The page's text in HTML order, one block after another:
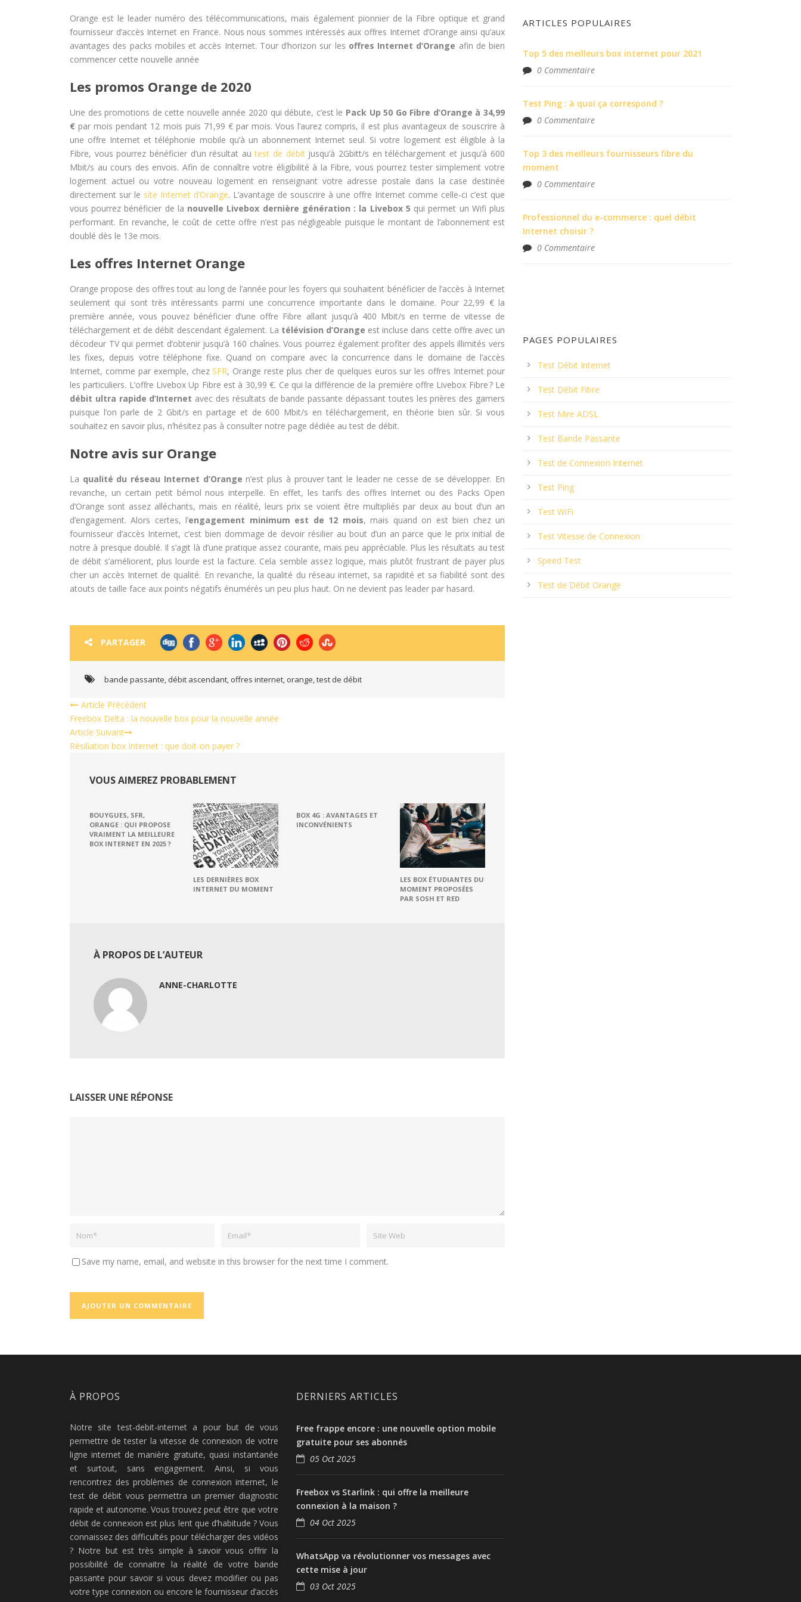
Orange est le leader numéro des télécommunications, mais également pionnier de la Fibre optique et grand
fournisseur d’accès Internet en France. Nous nous sommes intéressés aux offres Internet d’Orange ainsi qu’aux
avantages des packs mobiles et accès Internet. Tour d’horizon sur les offres Internet d’Orange afin de bien
commencer cette nouvelle année
Les promos Orange de 2020
Une des promotions de cette nouvelle année 2020 qui débute, c’est le Pack Up 50 Go Fibre d’Orange à 34,99
€ par mois pendant 12 mois puis 71,99 € par mois. Vous l’aurez compris, il est plus avantageux de souscrire à
une offre Internet et téléphonie mobile qu’à un abonnement Internet seul. Si votre logement est éligible à la
Fibre, vous pourrez bénéficier d’un résultat au test de débitjusqu’à 2Gbitt/s en téléchargement et jusqu’à 600
Mbit/s au cours des envois. Afin de connaître votre éligibilité à la Fibre, vous pourrez tester simplement votre
logement actuel ou votre nouveau logement en renseignant votre adresse postale dans la case destinée
directement sur le site Internet d’Orange. L’avantage de souscrire à une offre Internet comme celle-ci c’est que
vous pourrez bénéficier de la nouvelle Livebox dernière génération : la Livebox 5 qui permet un Wifi plus
performant. En revanche, le coût de cette offre n’est pas négligeable puisque le montant de l’abonnement est
doublé dès le 13e mois.
Les offres Internet Orange
Orange propose des offres tout au long de l’année pour les foyers qui souhaitent bénéficier de l’accès à Internet
seulement qui sont très intéressants parmi une concurrence importante dans le domaine. Pour 22,99 € la
première année, vous pouvez bénéficier d’une offre Fibre allant jusqu’à 400 Mbit/s en terme de vitesse de
téléchargement et de débit descendant également. La télévision d’Orange est incluse dans cette offre avec un
décodeur TV qui permet d’obtenir jusqu’à 160 chaînes. Vous pourrez également profiter des appels illimités vers
les fixes, depuis votre téléphone fixe. Quand on compare avec la concurrence dans le domaine de l’accès
Internet, comme par exemple, chez SFR, Orange reste plus cher de quelques euros sur les offres Internet pour
les particuliers. L’offre Livebox Up Fibre est à 30,99 €. Ce qui la différencie de la première offre Livebox Fibre ? Le
débit ultra rapide d’Internet avec des résultats de bande passante dépassant toutes les prières des gamers
puisque l’on parle de 2 Gbit/s en partage et de 600 Mbit/s en téléchargement, en théorie bien sûr. Si vous
souhaitez en savoir plus, n’hésitez pas à consulter notre page dédiée au test de débit.
Notre avis sur Orange
La qualité du réseau Internet d’Orange n’est plus à prouver tant le leader ne cesse de se développer. En
revanche, un certain petit bémol nous interpelle. En effet, les tarifs des offres Internet ou des Packs Open
d’Orange sont assez alléchants, mais en réalité, leurs prix se voient être multipliés par deux au bout d’un an
d’engagement. Alors certes, l’engagement minimum est de 12 mois, mais quand on est bien chez un
fournisseur d’accès Internet, c’est bien dommage de devoir résilier au bout d’un an parce que le prix initial de
notre à presque doublé. Il s’agit là d’une pratique assez courante, mais peu appréciable. Plus les résultats au test
de débit s’améliorent, plus lourde est la facture. Cela semble assez logique, mais plutôt frustrant de payer plus
cher un accès Internet de qualité. En revanche, la qualité du réseau internet, sa rapidité et sa fiabilité sont des
atouts de taille face aux points négatifs énumérés un peu plus haut. On ne devient pas leader par hasard.
PARTAGER
bande passante, débit ascendant, offres internet, orange,test de débit
Article Précédent
Freebox Delta : la nouvelle box pour la nouvelle année
Article Suivant
Résiliation box Internet : que doit-on payer ?
VOUS AIMEREZ PROBABLEMENT
BOUYGUES, SFR,
ORANGE : QUI PROPOSE
VRAIMENT LA MEILLEURE
BOX INTERNET EN 2025 ?
LES DERNIÈRES BOX
INTERNET DU MOMENT
BOX 4G : AVANTAGES ET
INCONVÉNIENTS
LES BOX ÉTUDIANTES DU
MOMENT PROPOSÉES
PAR SOSH ET RED
À PROPOS DE L’AUTEUR
ANNE-CHARLOTTE
LAISSER UNE RÉPONSE
Save my name, email, and website in this browser for the next time I comment.
ARTICLES POPULAIRES
Top 5 des meilleurs box internet pour 2021
0 Commentaire
Test Ping : à quoi ça correspond ?
0 Commentaire
Top 3 des meilleurs fournisseurs fibre du
moment
0 Commentaire
Professionnel du e-commerce : quel débit
Internet choisir ?
0 Commentaire
PAGES POPULAIRES
Test Débit Internet
Test Débit Fibre
Test Mire ADSL
Test Bande Passante
Test de Connexion Internet
Test Ping
Test WiFi
Test Vitesse de Connexion
Speed Test
Test de Débit Orange
À PROPOS
Notre site test-debit-internet a pour but de vous
permettre de tester la vitesse de connexion de votre
ligne internet de manière gratuite, quasi instantanée
et surtout, sans engagement. Ainsi, si vous
rencontrez des problèmes de connexion internet, le
test de débit vous permettra un premier diagnostic
rapide et autonome. Vous trouvez peut être que votre
débit de connexion est plus lent que d’habitude ? Vous
connaissez des difficultés pour télécharger des vidéos
? Notre but est très simple à savoir vous offrir la
possibilité de connaitre la réalité de votre bande
passante pour savoir si vous devez modifier ou pas
votre type connexion ou encore le fournisseur d’accès
DERNIERS ARTICLES
Free frappe encore : une nouvelle option mobile
gratuite pour ses abonnés
05 Oct 2025
Freebox vs Starlink : qui offre la meilleure
connexion à la maison ?
04 Oct 2025
WhatsApp va révolutionner vos messages avec
cette mise à jour
03 Oct 2025